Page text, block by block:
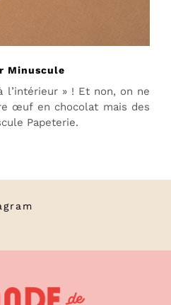
Minuscule
l’intérieur » ! Et non, on ne
œuf en chocolat mais des
Papeterie.